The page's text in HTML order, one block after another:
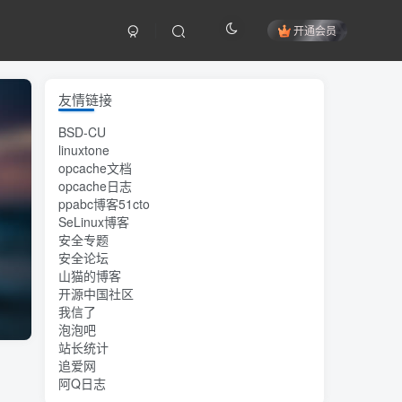
开通会员
友情链接
BSD-CU
linuxtone
opcache文档
opcache日志
ppabc博客51cto
SeLinux博客
安全专题
安全论坛
山猫的博客
开源中国社区
我信了
泡泡吧
站长统计
追爱网
阿Q日志